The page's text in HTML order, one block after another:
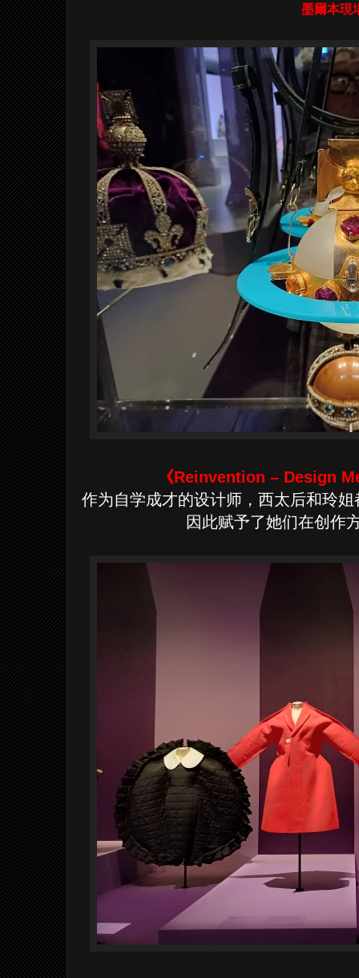
墨爾本現
《Reinvention – Design
作为自学成才的设计师，西太后和玲
因此赋予了她们在创作